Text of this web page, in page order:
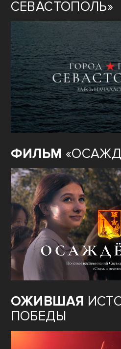
СЕВАСТОПОЛЬ»
ФИЛЬМ
ОЖИВШАЯ
ПОБЕДЫ